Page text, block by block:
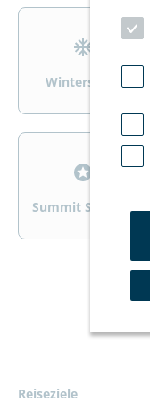
>
Wintersport
>
Summit Specials
Reiseziele